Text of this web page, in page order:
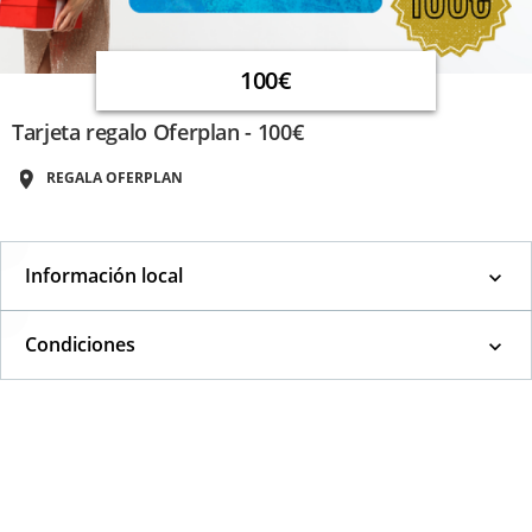
100€
Tarjeta regalo Oferplan - 100€
REGALA OFERPLAN
Información local
Condiciones